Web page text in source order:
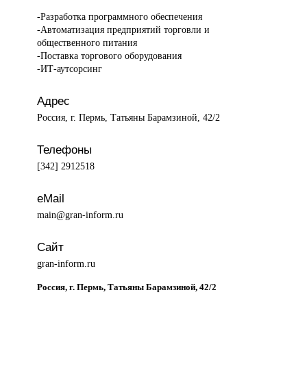
-Разработка программногообеспечения
-Автоматизация предприятий торговли и
общественного питания
-Поставка торгового оборудования
-ИТ-аутсорсинг
Адрес
Россия, г. Пермь, Татьяны Барамзиной, 42/2
Телефоны
[342] 2912518
eMail
main@gran-inform.ru
Сайт
gran-inform.ru
Россия, г. Пермь, Татьяны Барамзиной, 42/2